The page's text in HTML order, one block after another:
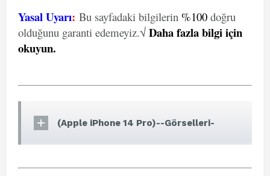
Yasal Uyarı: Bu sayfadaki bilgilerin %100 doğru
olduğunu garanti edemeyiz.√ Daha fazla bilgi için
okuyun.
(Apple iPhone 14 Pro)--Görselleri-